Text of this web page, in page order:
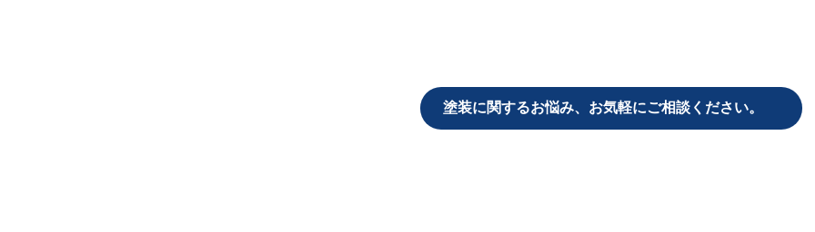
塗装に関するお悩み、 お気軽にご相談ください。